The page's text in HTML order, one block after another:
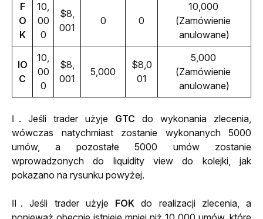
F
O
K
10,
00
0
$8,
001
0 0
10,000
(Zamówienie
anulowane)
IO
C
10,
00
0
$8,
001
5,000
$8,0
01
5,000
(Zamówienie
anulowane)
Ⅰ. Jeśli trader użyje GTC do wykonania zlecenia,
wówczas natychmiast zostanie wykonanych 5000
umów, a pozostałe 5000 umów zostanie
wprowadzonych do liquidity view do kolejki, jak
pokazano na rysunku powyżej.
Ⅱ. Jeśli trader użyje FOK do realizacji zlecenia, a